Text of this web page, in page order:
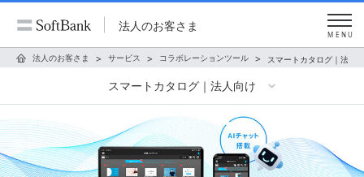
法人のお客さま
MENU
法人のお客さま サービス コラボレーションツール スマートカタログ｜法人
スマートカタログ｜法人向け